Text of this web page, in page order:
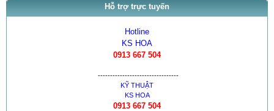
Hỗ trợ trực tuyến
Hotline
KS HOA
0913 667 504
---------------------------------
KỸ THUẬT
KS HOA
0913 667 504